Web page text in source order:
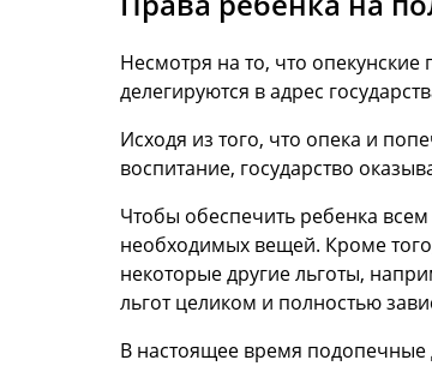
Несмотря на то, что
делегируются в адрес
Исходя из того, что опека и
воспитание, государство
Чтобы обеспечить ребенка
необходимых вещей. Кроме
некоторые другие льготы,
льгот целиком и полностью
В настоящее время